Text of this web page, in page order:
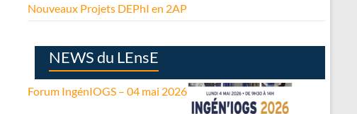
Nouveaux Projets DEPhI en 2AP
NEWS du LEnsE
Forum IngénIOGS – 04 mai 2026